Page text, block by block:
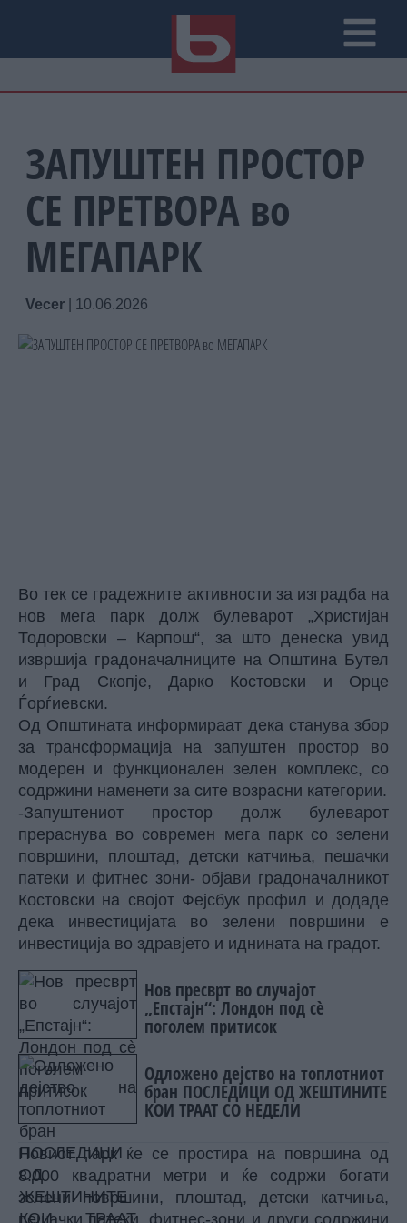
ЗАПУШТЕН ПРОСТОР
СЕ ПРЕТВОРА во
МЕГАПАРК
Vecer 10.06.2026
Во тек се градежните активности за изградба на
нов мега парк долж булеварот „Христијан
Тодоровски – Карпош“, за што денеска увид
извршија градоначалниците на Општина Бутел
и Град Скопје, Дарко Костовски и Орце
Ѓорѓиевски.
Од Општината информираат дека станува збор
за трансформација на запуштен простор во
модерен и функционален зелен комплекс, со
содржини наменети за сите возрасни категории.
-Запуштениот простор долж булеварот
прераснува во современ мега парк со зелени
површини, плоштад, детски катчиња, пешачки
патеки и фитнес зони- објави градоначалникот
Костовски на својот Фејсбук профил и додаде
дека инвестицијата во зелени површини е
инвестиција во здравјето и иднината на градот.
Нов пресврт во случајот
„Епстајн“: Лондон под сè
поголем притисок
Одложено дејство на топлотниот
бран ПОСЛЕДИЦИ ОД ЖЕШТИНИТЕ
КОИ ТРААТ СО НЕДЕЛИ
Новиот парк ќе се простира на површина од
8.000 квадратни метри и ќе содржи богати
зелени површини, плоштад, детски катчиња,
пешачки патеки, фитнес-зони и други содржини